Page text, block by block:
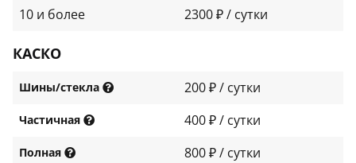
10 и более
2300 ₽ / сутки
КАСКО
Шины/стекла 200 ₽ / сутки
Частичная 400 ₽ / сутки
Полная 800 ₽ / сутки